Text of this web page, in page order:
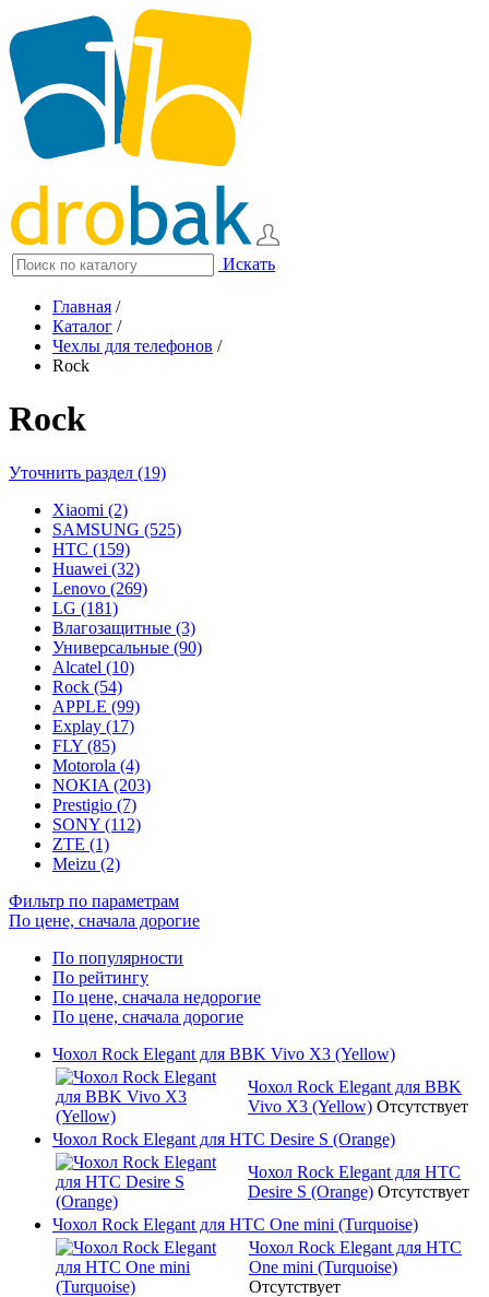
Искать
Главная /
Каталог /
Чехлы для телефонов /
Rock
Rock
Уточнить раздел (19)
Xiaomi (2)
SAMSUNG (525)
HTC (159)
Huawei (32)
Lenovo (269)
LG (181)
Влагозащитные (3)
Универсальные (90)
Alcatel (10)
Rock (54)
APPLE (99)
Explay (17)
FLY (85)
Motorola (4)
NOKIA (203)
Prestigio (7)
SONY (112)
ZTE (1)
Meizu (2)
Фильтр по параметрам
По цене, сначала дорогие
По популярности
По рейтингу
По цене, сначала недорогие
По цене, сначала дорогие
Чохол Rock Elegant для BBK Vivo X3 (Yellow)
Чохол Rock Elegant для BBK
Vivo X3 (Yellow) Отсутствует
Чохол Rock Elegant для HTC Desire S (Orange)
Чохол Rock Elegant для HTC
Desire S (Orange) Отсутствует
Чохол Rock Elegant для HTC One mini (Turquoise)
Чохол Rock Elegant для HTC
One mini (Turquoise)
Отсутствует